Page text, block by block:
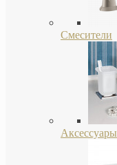
Смесители
Аксессуары